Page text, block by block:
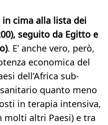
in cima alla lista dei
seguito da Egitto e
. E’ anche vero, però,
economica del
dell’Africa sub-
quanto meno
in terapia intensiva,
molti altri Paesi) e tra